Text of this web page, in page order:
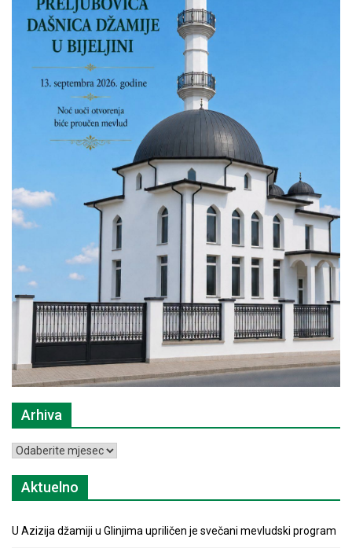
Arhiva
Arhiva
Aktuelno
U Azizija džamiji u Glinjima upriličen je svečani mevludski program